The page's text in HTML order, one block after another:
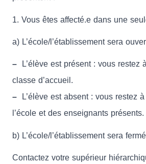
1. Vous êtes affecté.e dans une
a) L’école/l’établissement sera
– L’élève est présent : vous restez
classe d’accueil.
– L’élève est absent : vous restez
l’école et des enseignants présents.
b) L’école/l’établissement sera
Contactez votre supérieur